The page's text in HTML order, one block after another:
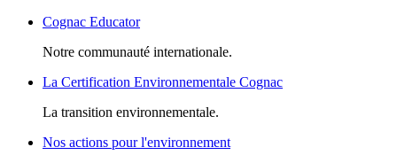
Cognac Educator
Notre communauté internationale.
La Certification Environnementale Cognac
La transition environnementale.
Nos actions pour l'environnement